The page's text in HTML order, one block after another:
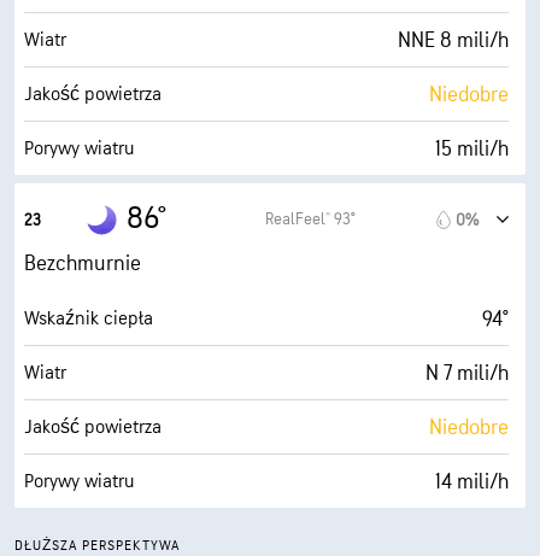
Punkt rosy 75° F
AccuLumen Brightness Index™ 0 (Ciemne)
Zachmurzenie 5%
Wiatr NNE 8 mili/h
Jakość powietrza Niedobre
Porywy wiatru 15 mili/h
Wilgotność
Punkt rosy
AccuLumen Brightness Index™ 0 (Ciemne)
Zachmurzenie 2%
Widoczność 10 mili
Pułap chmur 30000 stopy
23 86° RealFeel® 93° 0%
Bezchmurnie
Wskaźnik ciepła 94°
Wiatr N 7 mili/h
Jakość powietrza Niedobre
Porywy wiatru 14 mili/h
Wilgotność
DŁUŻSZA PERSPEKTYWA